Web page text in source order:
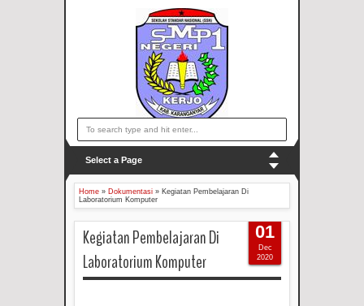
Select a Page
Home » Dokumentasi » Kegiatan Pembelajaran Di
Laboratorium Komputer
Kegiatan Pembelajaran Di
Laboratorium Komputer
01
Dec
2020